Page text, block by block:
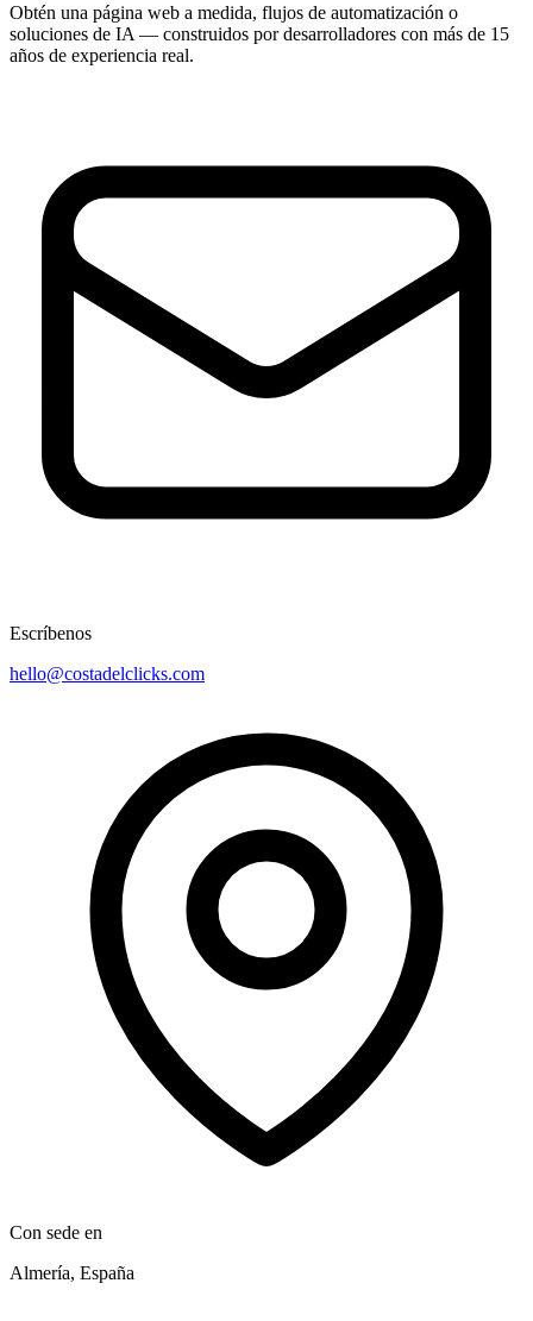
Obtén una página web a medida, flujos de automatización o
soluciones de IA — construidos por desarrolladores con más de 15
años de experiencia real.
Escríbenos
hello@costadelclicks.com
Con sede en
Almería, España